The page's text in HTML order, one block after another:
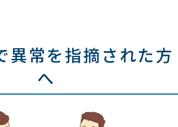
異常を指摘された方
へ